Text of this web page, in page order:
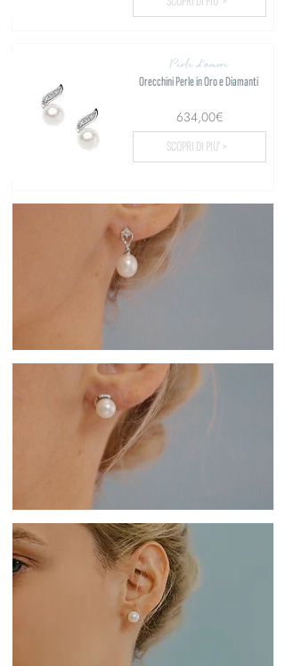
Perle d'amore
Orecchini Perle in Oro e Diamanti
634,00€
SCOPRI DI PIU' >